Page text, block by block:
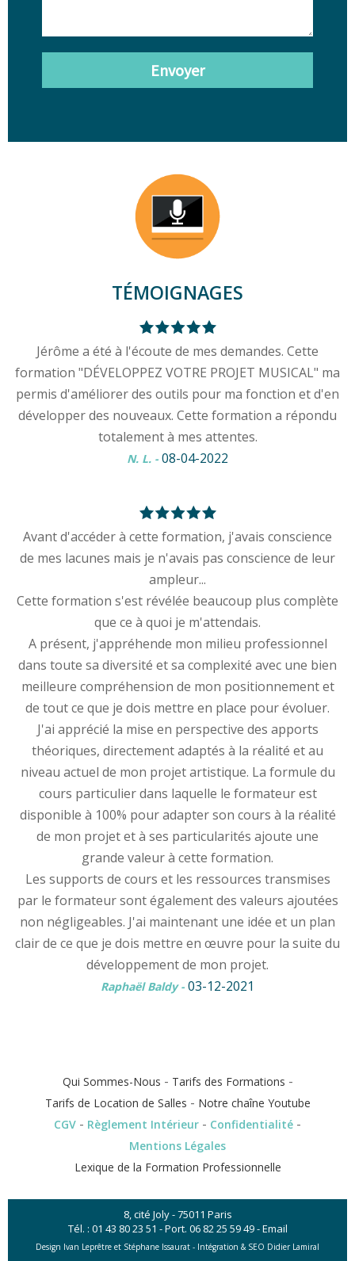
Envoyer
TÉMOIGNAGES
Jérôme a été à l'écoute de mes demandes. Cette
formation "DÉVELOPPEZ VOTRE PROJET MUSICAL" ma
permis d'améliorer des outils pour ma fonction et d'en
développer des nouveaux. Cette formation a répondu
totalement à mes attentes.
N. L. - 08-04-2022
Avant d'accéder à cette formation, j'avais conscience
de mes lacunes mais je n'avais pas conscience de leur
ampleur...
Cette formation s'est révélée beaucoup plus complète
que ce à quoi je m'attendais.
A présent, j'appréhende mon milieu professionnel
dans toute sa diversité et sa complexité avec une bien
meilleure compréhension de mon positionnement et
de tout ce que je dois mettre en place pour évoluer.
J'ai apprécié la mise en perspective des apports
théoriques, directement adaptés à la réalité et au
niveau actuel de mon projet artistique. La formule du
cours particulier dans laquelle le formateur est
disponible à 100% pour adapter son cours à la réalité
de mon projet et à ses particularités ajoute une
grande valeur à cette formation.
Les supports de cours et les ressources transmises
par le formateur sont également des valeurs ajoutées
non négligeables. J'ai maintenant une idée et un plan
clair de ce que je dois mettre en œuvre pour la suite du
développement de mon projet.
Raphaël Baldy- 03-12-2021
Qui Sommes-Nous - Tarifs des Formations -
Tarifs de Location de Salles - Notre chaîne Youtube
CGV - Règlement Intérieur - Confidentialité -
Mentions Légales
Lexique de la Formation Professionnelle
8, cité Joly - 75011 Paris
Tél. : 01 43 80 23 51 - Port. 06 82 25 59 49-Email
Design Ivan Leprêtre et Stéphane Issaurat - Intégration & SEO Didier Lamiral